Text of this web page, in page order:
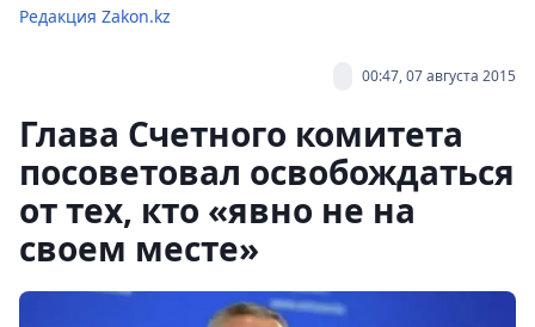
Редакция Zakon.kz
00:47, 07 августа 2015
Глава Счетного комитета
посоветовал освобождаться
от тех, кто «явно не на
своем месте»